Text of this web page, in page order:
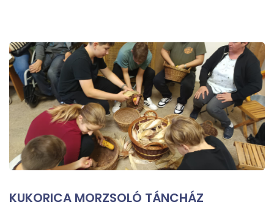
KUKORICA MORZSOLÓ TÁNCHÁZ